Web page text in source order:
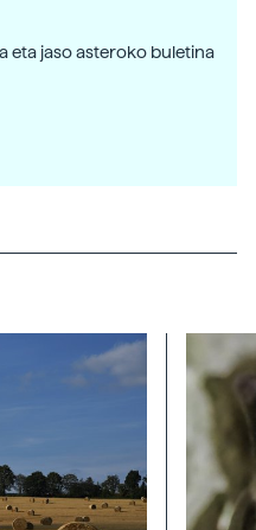
eta jaso asteroko buletina